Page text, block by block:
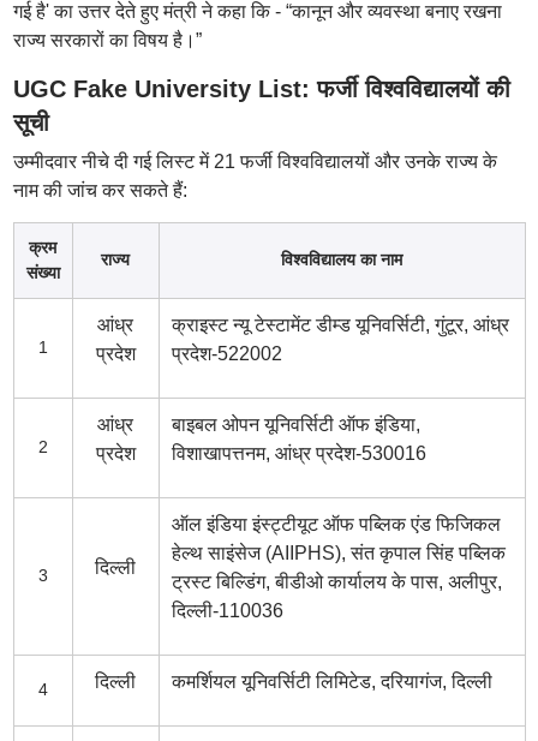
गई है' का उत्तर देते हुए मंत्री ने कहा कि - “कानून और व्यवस्था बनाए रखना
राज्य सरकारों का विषय है।”
UGC Fake University List: फर्जी विश्वविद्यालयों की
सूची
उम्मीदवार नीचे दी गई लिस्ट में 21 फर्जी विश्वविद्यालयों और उनके राज्य के
नाम की जांच कर सकते हैं:
क्रम
संख्या
राज्य विश्वविद्यालय का नाम
1
आंध्र
प्रदेश
क्राइस्ट न्यू टेस्टामेंट डीम्ड यूनिवर्सिटी, गुंटूर, आंध्र
प्रदेश-522002
2
आंध्र
प्रदेश
बाइबल ओपन यूनिवर्सिटी ऑफ इंडिया,
विशाखापत्तनम, आंध्र प्रदेश-530016
3 दिल्ली
ऑल इंडिया इंस्ट्टीयूट ऑफ पब्लिक एंड फिजिकल
हेल्थ साइंसेज (AIIPHS), संत कृपाल सिंह पब्लिक
ट्रस्ट बिल्डिंग, बीडीओ कार्यालय के पास, अलीपुर,
दिल्ली-110036
4 दिल्ली कमर्शियल यूनिवर्सिटी लिमिटेड, दरियागंज, दिल्ली